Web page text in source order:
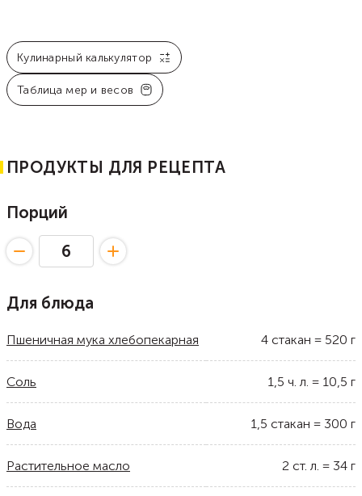
Кулинарный калькулятор
Таблица мер и весов
ПРОДУКТЫ ДЛЯ РЕЦЕПТА
Порций
Для блюда
Пшеничная мука хлебопекарная 4 стакан = 520 г
Соль 1,5 ч. л. = 10,5 г
Вода 1,5 стакан = 300 г
Растительное масло 2 ст. л. = 34 г